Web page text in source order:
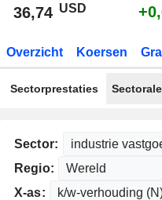
36,74 USD
Overzicht Koersen
Sectorprestaties
Sector:
Regio:
X-as: